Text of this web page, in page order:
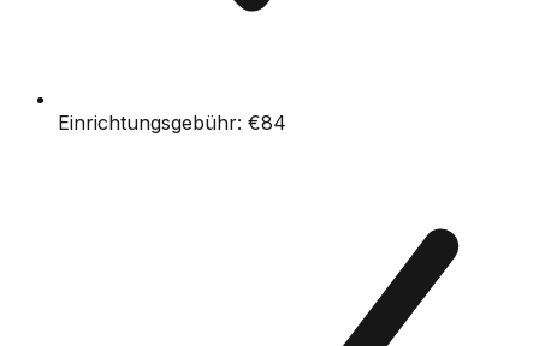
Einrichtungsgebühr: €84